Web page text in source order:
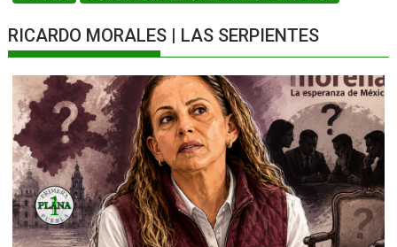
RICARDO MORALES | LAS SERPIENTES